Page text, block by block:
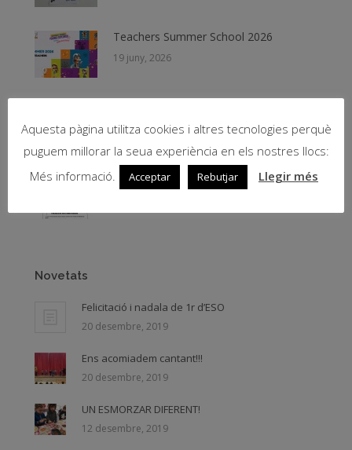
Teachers Summer School 2026
19 juny, 2026
11 juny, 2026
PICNIC de Fernando Arrabal – Teatre
Novetats
Felicitació i nadala de 1r d’ESO
20 desembre, 2019
Ens acomiadem cantant!!!
20 desembre, 2019
UN ESMORZAR DIFERENT!
12 desembre, 2019
Aquesta pàgina utilitza cookies i altres tecnologies perquè
puguem millorar la seua experiència en els nostres llocs:
Més informació.
Acceptar Rebutjar Llegir més